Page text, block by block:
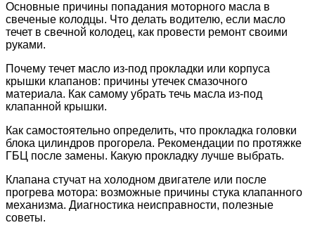
Основные причины попадания моторного масла в
свеченые колодцы. Что делать водителю, если масло
течет в свечной колодец, как провести ремонт своими
руками.
Почему течет масло из-под прокладки или корпуса
крышки клапанов: причины утечек смазочного
материала. Как самому убрать течь масла из-под
клапанной крышки.
Как самостоятельно определить, что прокладка головки
блока цилиндров прогорела. Рекомендации по протяжке
ГБЦ после замены. Какую прокладку лучше выбрать.
Клапана стучат на холодном двигателе или после
прогрева мотора: возможные причины стука клапанного
механизма. Диагностика неисправности, полезные
советы.